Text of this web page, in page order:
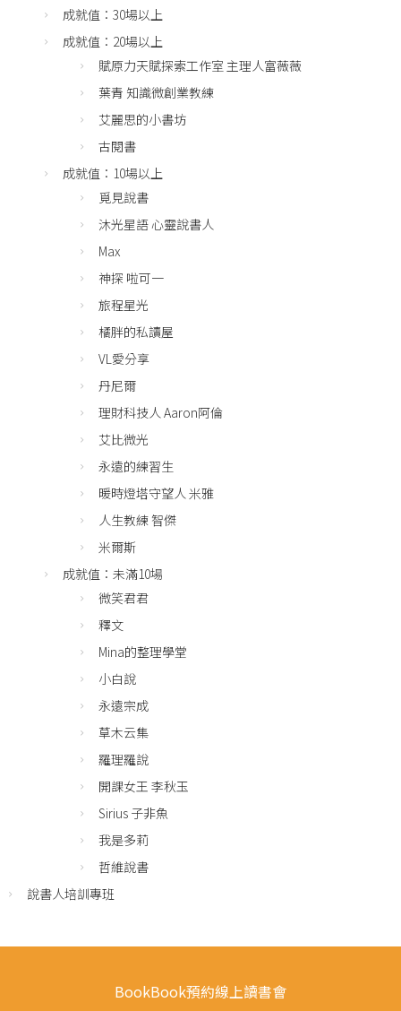
成就值：30場以上
成就值：20場以上
賦原力天賦探索工作室 主理人富薇薇
葉青 知識微創業教練
艾麗思的小書坊
古閱書
成就值：10場以上
覓見說書
沐光星語 心靈說書人
Max
神探 啦可一
旅程星光
橘胖的私讀屋
VL愛分享
丹尼爾
理財科技人 Aaron阿倫
艾比微光
永遠的練習生
暖時燈塔守望人 米雅
人生教練 智傑
米爾斯
成就值：未滿10場
微笑君君
釋文
Mina的整理學堂
小白說
永遠宗成
草木云集
羅理羅說
開課女王 李秋玉
Sirius 子非魚
我是多莉
哲維說書
說書人培訓專班
BookBook預約線上讀書會